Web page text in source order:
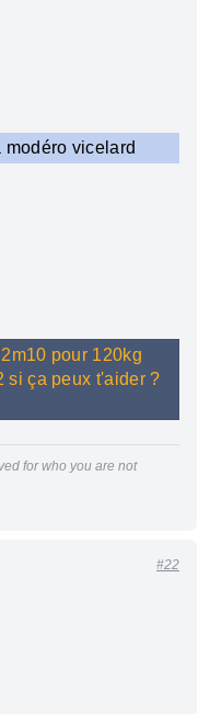
vicelard
pour 120kg
si ça peux t'aider ?
for who you are not
#22